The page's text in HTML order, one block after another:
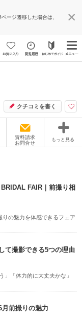
ージ遷移した場合は、
クチコミを書く
資料請求
お問合せ
もっと見る
ジオトップ
BRIDAL FAIR｜前撮り相
りの魅力を体感できるフェア
て撮影できる5つの理由
」「体力的に大丈夫かな」
前撮りの魅力